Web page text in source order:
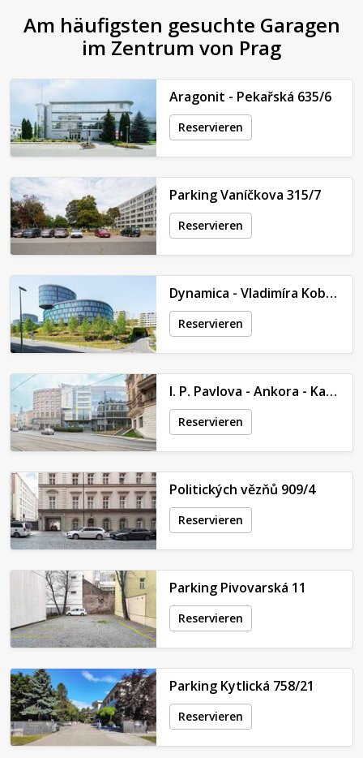
Am häufigsten gesuchte Garagen
im Zentrum von Prag
Aragonit - Pekařská 635/6
Reservieren
Parking Vaníčkova 315/7
Reservieren
Dynamica - Vladimíra Kobranova
Reservieren
I. P. Pavlova - Ankora - Kateřinská 465/42
Reservieren
Politických vězňů 909/4
Reservieren
Parking Pivovarská 11
Reservieren
Parking Kytlická 758/21
Reservieren